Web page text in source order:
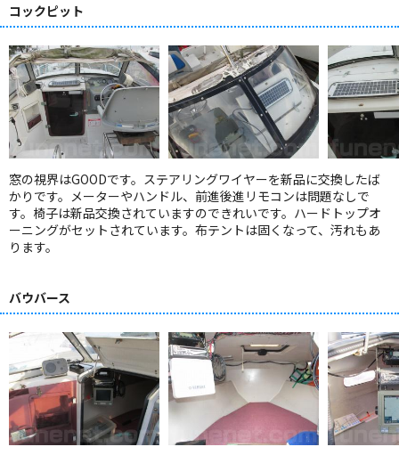
コックピット
窓の視界はGOODです。ステアリングワイヤーを新品に交換したば
かりです。メーターやハンドル、前進後進リモコンは問題なしで
す。椅子は新品交換されていますのできれいです。ハードトップオ
ーニングがセットされています。布テントは固くなって、汚れもあ
ります。
バウバース